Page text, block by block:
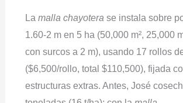
La malla chayotera se instala sobre
1.60-2 m en 5 ha (50,000 m², 25,000
con surcos a 2 m), usando 17 rollos
($6,500/rollo, total $110,500), fijada
estructuras extras. Antes, José